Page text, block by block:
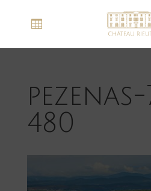
480